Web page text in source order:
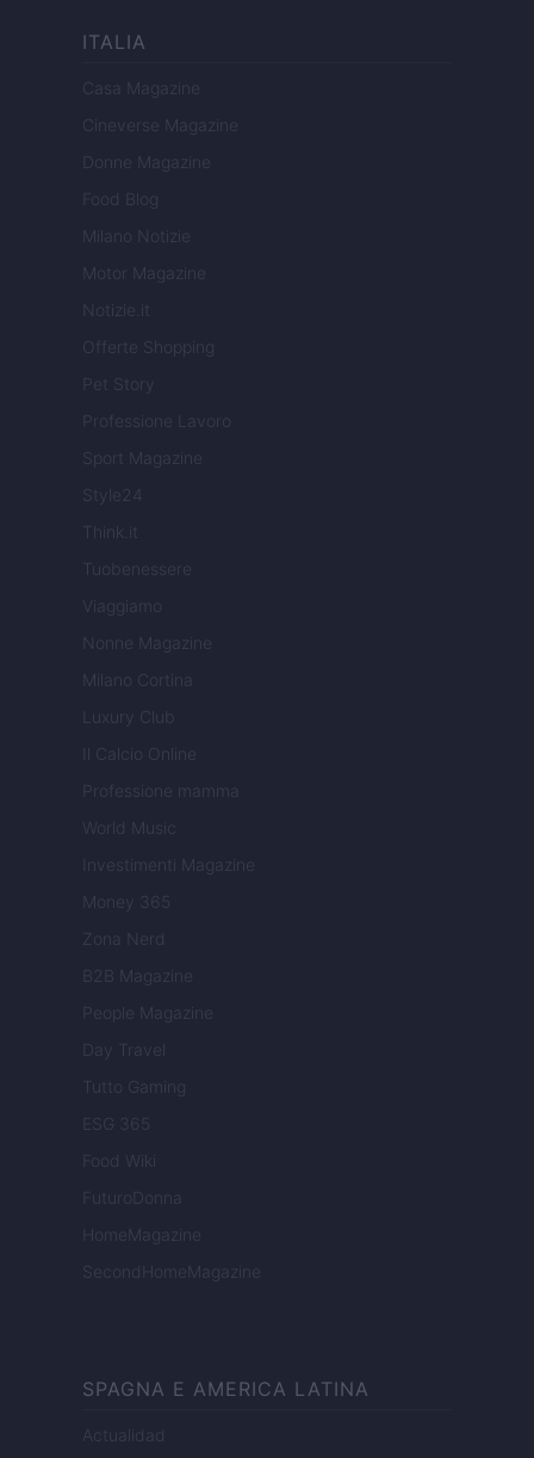
ITALIA
Casa Magazine
Cineverse Magazine
Donne Magazine
Food Blog
Milano Notizie
Motor Magazine
Notizie.it
Offerte Shopping
Pet Story
Professione Lavoro
Sport Magazine
Style24
Think.it
Tuobenessere
Viaggiamo
Nonne Magazine
Milano Cortina
Luxury Club
Il Calcio Online
Professione mamma
World Music
Investimenti Magazine
Money 365
Zona Nerd
B2B Magazine
People Magazine
Day Travel
Tutto Gaming
ESG 365
Food Wiki
FuturoDonna
HomeMagazine
SecondHomeMagazine
SPAGNA E AMERICA LATINA
Actualidad